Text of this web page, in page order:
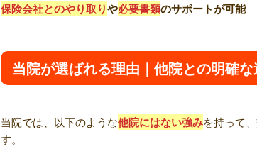
保険会社とのやり取りや必要書類のサポートが可能
当院が選ばれる理由｜他院との明確
当院では、以下のような他院にはない強みを持って
す。